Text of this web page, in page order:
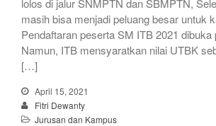
lolos di jalur SNMPTN dan SBMPTN,
masih bisa menjadi peluang besar untuk
Pendaftaran peserta SM ITB 2021 dibuka
Namun, ITB mensyaratkan nilai UTBK
[…]
April 15, 2021
Fitri Dewanty
Jurusan dan Kampus